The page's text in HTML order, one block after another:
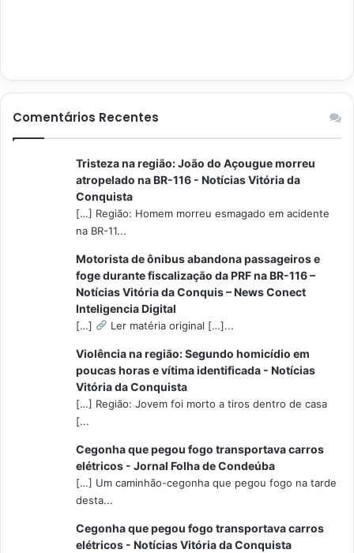
Comentários Recentes
Tristeza na região: João do Açougue morreu
atropelado na BR-116 - Notícias Vitória da
Conquista
[…] Região: Homem morreu esmagado em acidente
na BR-11...
Motorista de ônibus abandona passageiros e
foge durante fiscalização da PRF na BR-116 –
Notícias Vitória da Conquis – News Conect
Inteligencia Digital
[…] Ler matéria original […]...
Violência na região: Segundo homicídio em
poucas horas e vítima identificada - Notícias
Vitória da Conquista
[…] Região: Jovem foi morto a tiros dentro de casa
[...
Cegonha que pegou fogo transportava carros
elétricos - Jornal Folha de Condeúba
[…] Um caminhão-cegonha que pegou fogo na tarde
desta...
Cegonha que pegou fogo transportava carros
elétricos - Notícias Vitória da Conquista